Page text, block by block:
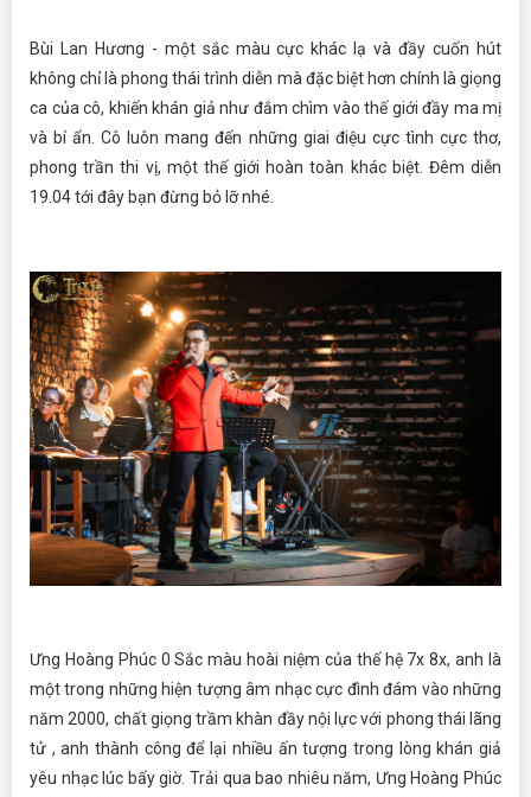
Bùi Lan Hương - một sắc màu cực khác lạ và đầy cuốn hút
không chỉ là phong thái trình diễn mà đặc biệt hơn chính là giọng
ca của cô, khiến khán giả như đắm chìm vào thế giới đầy ma mị
và bí ẩn. Cô luôn mang đến những giai điệu cực tình cực thơ,
phong trần thi vị, một thế giới hoàn toàn khác biệt. Đêm diễn
19.04 tới đây bạn đừng bỏ lỡ nhé.
Ưng Hoàng Phúc 0 Sắc màu hoài niệm của thế hệ 7x 8x, anh là
một trong những hiện tượng âm nhạc cực đình đám vào những
năm 2000, chất giọng trầm khàn đầy nội lực với phong thái lãng
tử , anh thành công để lại nhiều ấn tượng trong lòng khán giả
yêu nhạc lúc bấy giờ. Trải qua bao nhiêu năm, Ưng Hoàng Phúc